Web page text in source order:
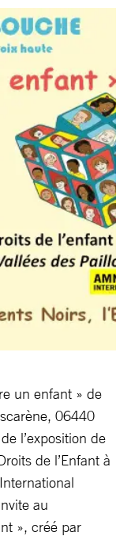
un enfant » de
06440
l’exposition de
de l’Enfant à
au
», créé par